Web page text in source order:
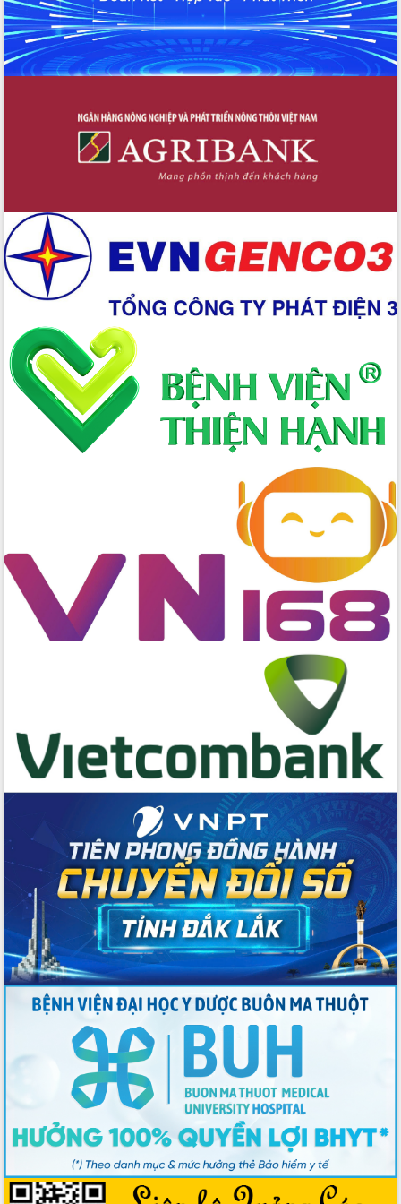
Xây dựng nền hành chính số đồng
hành cùng nông dân dân, doanh nghiệp
Giai đoạn 2026-2030, Đắk Lắk phấn
đấu có 77% xã đạt chuẩn nông thôn
Chuyển đổi số 'mở đường' cho nông
nghiệp Đắk Lắk tăng trưởng bứt phá
Triển khai đồng bộ đo đạc, lập hồ sơ
địa chính, hoàn thiện cơ sở dữ liệu đất
Ứng dụng sinh trắc học - Bước tiến
trong hành trình chuyển đổi số tại Đắk
Lắk
Đắk Lắk nâng cao hiệu quả công tác
Đảng từ Sổ tay đảng viên điện tử
Đắk Lắk đẩy mạnh nuôi biển công
nghệ, hướng tới phát triển thủy sản
bền vững
Tập huấn nâng cao năng lực triển khai
chuyển đổi số cho cán bộ, công chức
cấp xã
Đắk Lắk phát động hưởng ứng Ngày
Quyền của người tiêu dùng Việt Nam
Tổ chức trang trọng Lễ hội Đền thờ
Lương Văn Chánh năm 2026
Phó Bí thư Tỉnh ủy Đắk Lắk Đỗ Hữu
Huy giữ chức Bí thư Đảng ủy Ủy Ban
Nhân dân tỉnh
Đánh giá, rút kinh nghiệm công tác tổ
chức diễn tập trước ngày bầu cử
Chương trình “Gặp gỡ hữu nghị –
Friendship Meeting New Year 2026”
Bầu cử Quốc hội và HĐND: Cử tri Đắk
Lắk gửi gắm niềm tin, kỳ vọng vào lá
Đắk Lắk sẵn sàng các điều kiện cho
Ngày hội bầu cử đại biểu Quốc hội
khóa XVI và HĐND các cấp nhiệm kỳ
2026-2031
Đảm bảo cuộc bầu cử đại biểu Quốc
hội và đại biểu HĐND các cấp diễn ra
an toàn, hiệu quả, đúng quy định
Thủ tướng Chính phủ Phạm Minh Chính
án cao tốc và thăm khu tái định cư tại
Đắk Lắk
Sôi nổi Hội đua ngựa truyền thống Gò
Thì Thùng mừng Xuân Bính Ngọ 2026
Lãnh đạo tỉnh dâng hương tưởng niệm
tại Đập Đồng Cam đầu Xuân Bính Ngọ
Ngành nông nghiệp phấn đấu tăng
trưởng đạt 5,86% trong năm 2026
UBND tỉnh Đắk Lắk triển khai công tác